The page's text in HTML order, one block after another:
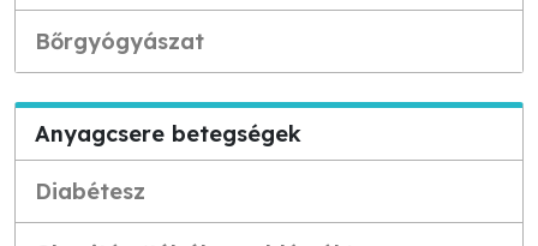
Bőrgyógyászat
Anyagcsere betegségek
Diabétesz